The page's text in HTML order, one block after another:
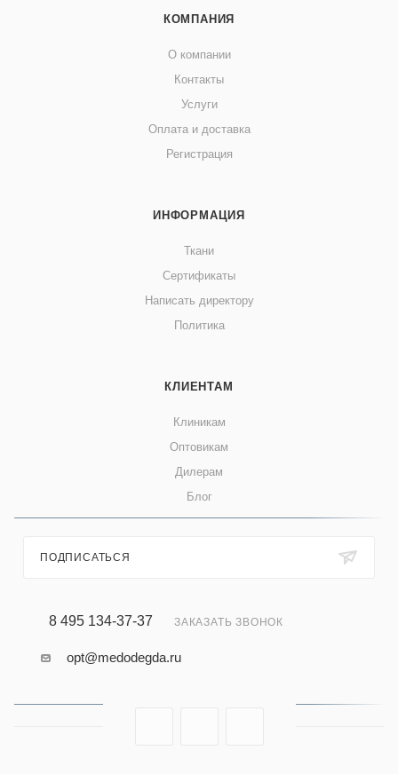
КОМПАНИЯ
О компании
Контакты
Услуги
Оплата и доставка
Регистрация
ИНФОРМАЦИЯ
Ткани
Сертификаты
Написать директору
Политика
КЛИЕНТАМ
Клиникам
Оптовикам
Дилерам
Блог
ПОДПИСАТЬСЯ
8 495 134-37-37 ЗАКАЗАТЬ ЗВОНОК
opt@medodegda.ru